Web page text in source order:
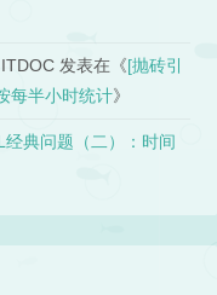
发表在《[抛砖引
每半小时统计》
典问题（二）：时间